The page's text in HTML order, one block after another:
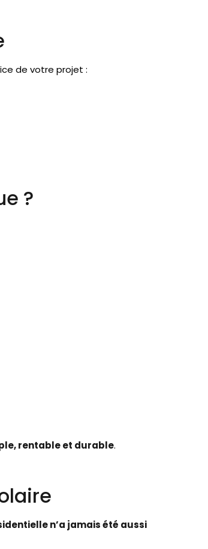
de votre projet :
?
rentable et durable.
n’a jamais été aussi